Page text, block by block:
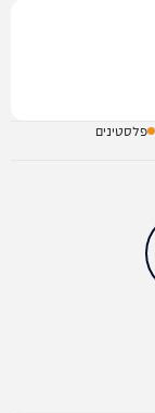
פלסטינים